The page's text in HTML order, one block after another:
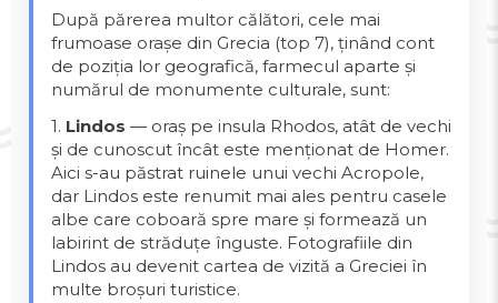
După părerea multor călători, cele mai
frumoase orașe din Grecia (top 7), ținând cont
de poziția lor geografică, farmecul aparte și
numărul de monumente culturale, sunt:
1. Lindos — oraș pe insula Rhodos, atât de vechi
și de cunoscut încât este menționat de Homer.
Aici s-au păstrat ruinele unui vechi Acropole,
dar Lindos este renumit mai ales pentru casele
albe care coboară spre mare și formează un
labirint de străduțe înguste. Fotografiile din
Lindos au devenit cartea de vizită a Greciei în
multe broșuri turistice.